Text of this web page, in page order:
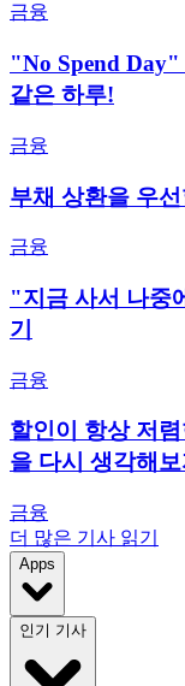
금융
"No Spend Day"
같은 하루!
금융
부채 상환을 우
금융
"지금 사서 나중
기
금융
할인이 항상 저
을 다시 생각해
금융
더 많은 기사 읽기
Apps
인기 기사